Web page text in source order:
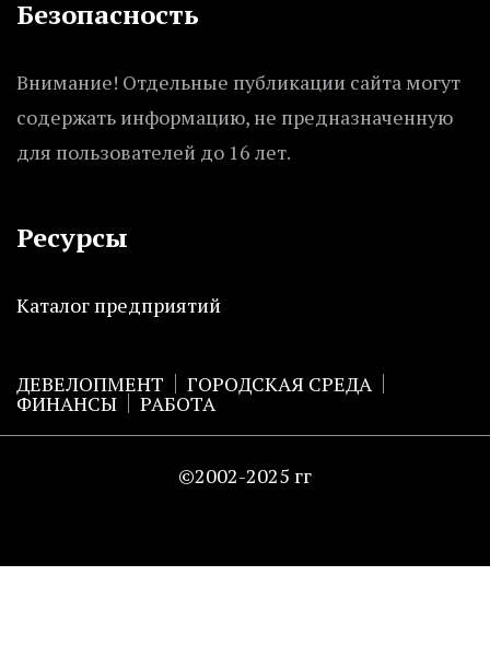
Безопасность
Внимание! Отдельные публикации сайта могут
содержать информацию, не предназначенную
для пользователей до 16 лет.
Ресурсы
Каталог предприятий
ДЕВЕЛОПМЕНТ ГОРОДСКАЯ СРЕДА
ФИНАНСЫ РАБОТА
©2002-2025 гг